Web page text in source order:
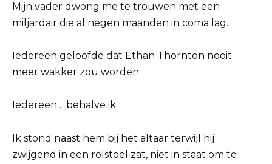
Mijn vader dwong me te trouwen met een
miljardair die al negen maanden in coma lag.
Iedereen geloofde dat Ethan Thornton nooit
meer wakker zou worden.
Iedereen… behalve ik.
Ik stond naast hem bij het altaar terwijl hij
zwijgend in een rolstoel zat, niet in staat om te